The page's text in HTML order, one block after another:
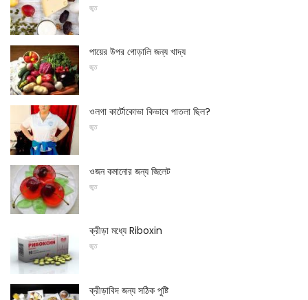
জুত
পায়ের উপর গোড়ালি জন্য খাদ্য
জুত
ওলগা কার্টোকোভা কিভাবে পাতলা ছিল?
জুত
ওজন কমানোর জন্য জিলেট
জুত
ক্রীড়া মধ্যে Riboxin
জুত
ক্রীড়াবিদ জন্য সঠিক পুষ্টি